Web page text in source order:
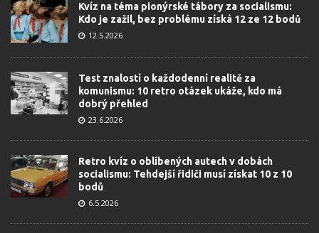
Kvíz na téma pionýrské tábory za socialismu:
Kdo je zažil, bez problému získá 12 ze 12 bodů
12.5.2026
Test znalostí o každodenní realitě za
komunismu: 10 retro otázek ukáže, kdo má
dobrý přehled
23.6.2026
Retro kvíz o oblíbených autech v dobách
socialismu: Tehdejší řidiči musí získat 10 z 10
bodů
6.5.2026